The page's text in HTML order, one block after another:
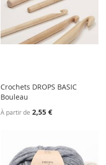
Crochets DROPS BASIC
Bouleau
À partir de 2,55 €